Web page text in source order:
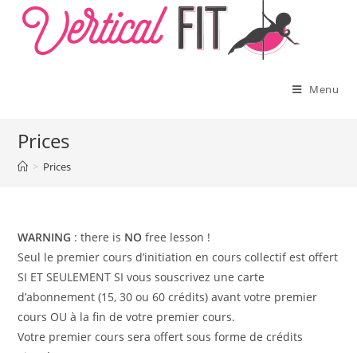
content
Menu
Prices
> Prices
WARNING : there is NOfree lesson !
Seul le premier cours d’initiation en cours collectif est offert
SI ET SEULEMENT SI vous souscrivez une carte
d’abonnement (15, 30 ou 60 crédits) avant votre premier
cours OU à la fin de votre premier cours.
Votre premier cours sera offert sous forme de crédits